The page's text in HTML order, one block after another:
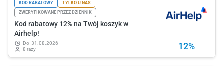
12%
KOD RABATOWY
TYLKO U NAS
ZWERYFIKOWANE PRZEZ DZIENNIK
Kod rabatowy 12% na Twój koszyk w
Airhelp!
do 31.08.2026
8 razy